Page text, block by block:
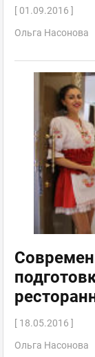
[ 01.09.2016 ]
Ольга Насонова
[ 18.05.2016 ]
Ольга Насонова